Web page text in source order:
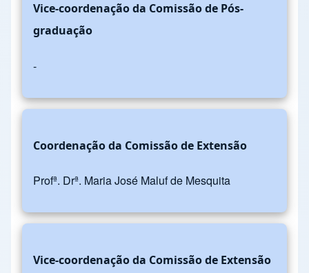
Vice-coordenação da Comissão de Pós-
graduação
-
Coordenação da Comissão de Extensão
Profª. Drª. Maria José Maluf de Mesquita
Vice-coordenação da Comissão de Extensão